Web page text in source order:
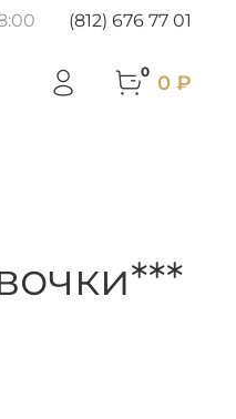
(812) 676 77 01
0 0 ₽